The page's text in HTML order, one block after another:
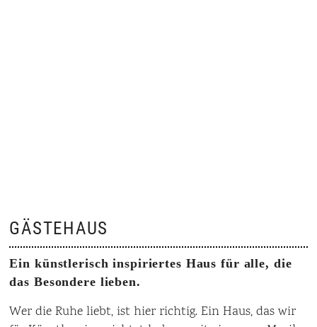
GÄSTEHAUS
Ein künstlerisch inspiriertes Haus für alle, die
das Besondere lieben.
Wer die Ruhe liebt, ist hier richtig. Ein Haus, das wir